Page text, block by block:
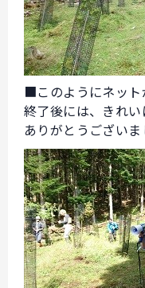
■このようにネット
終了後には、きれい
ありがとうございま